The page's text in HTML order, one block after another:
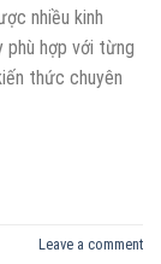
nhiều kinh
phù hợp với từng
thức chuyên
Leave a comment